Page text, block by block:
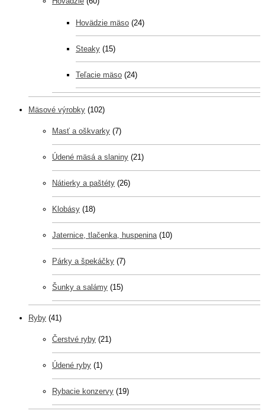
Hovädzie mäso (24)
Steaky (15)
Teľacie mäso (24)
Mäsové výrobky (102)
Masť a oškvarky (7)
Údené mäsá a slaniny (21)
Nátierky a paštéty (26)
Klobásy (18)
Jaternice, tlačenka, huspenina (10)
Párky a špekáčky (7)
Šunky a salámy (15)
Ryby (41)
Čerstvé ryby (21)
Údené ryby (1)
Rybacie konzervy (19)